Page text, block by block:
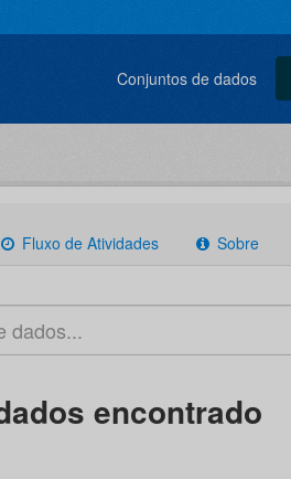
Conjuntos de dados
Fluxo de Atividades Sobre
encontrado